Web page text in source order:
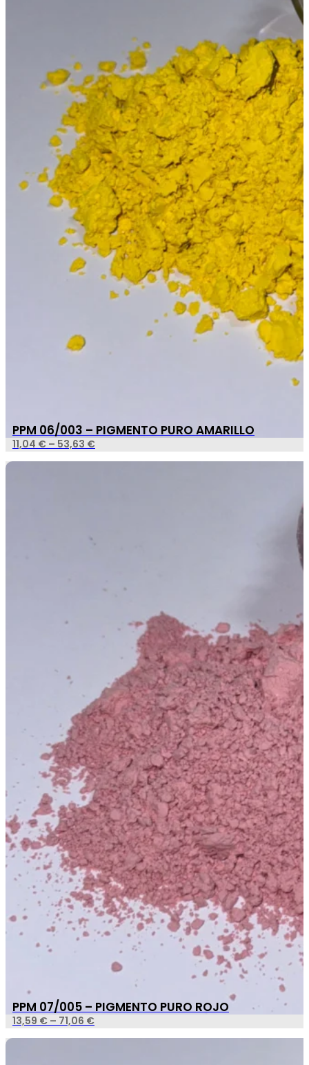
PPM 06/003 – PIGMENTO PURO AMARILLO
11,04 € – 53,63 €
PPM 07/005 – PIGMENTO PURO ROJO
13,59 € – 71,06 €